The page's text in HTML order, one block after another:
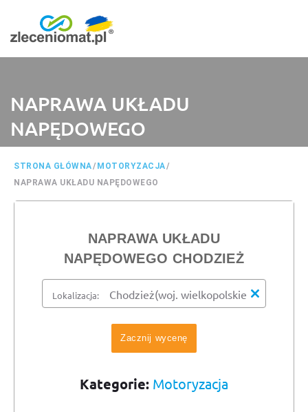
NAPRAWA UKŁADU
NAPĘDOWEGO
STRONA GŁÓWNA/ MOTORYZACJA/
NAPRAWA UKŁADU NAPĘDOWEGO
NAPRAWA UKŁADU
NAPĘDOWEGO CHODZIEŻ
Lokalizacja:
Zacznij wycenę
Kategorie: Motoryzacja